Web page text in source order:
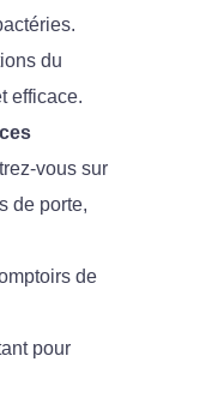
du
efficace.
vous sur
de porte,
de
pour